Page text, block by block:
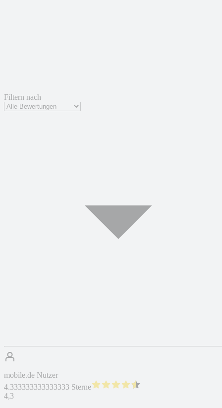
Filtern nach
mobile.de Nutzer
4.333333333333333 Sterne
4,3